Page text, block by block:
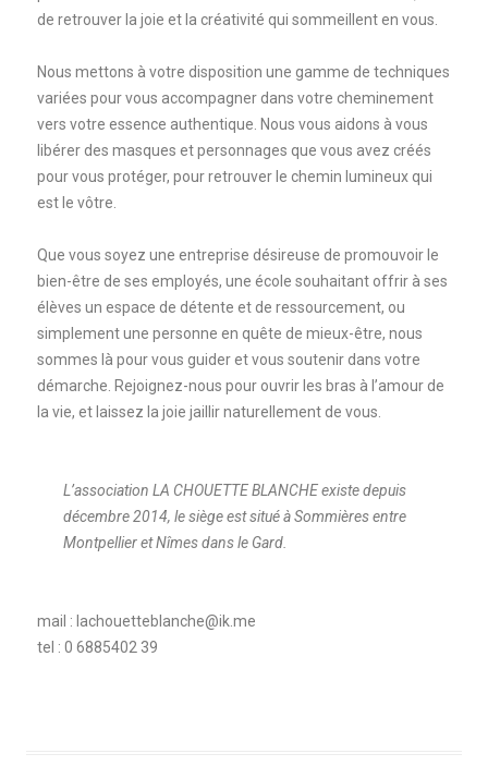
de retrouver la joie et la créativité qui sommeillent en vous.
Nous mettons à votre disposition une gamme de techniques
variées pour vous accompagner dans votre cheminement
vers votre essence authentique. Nous vous aidons à vous
libérer des masques et personnages que vous avez créés
pour vous protéger, pour retrouver le chemin lumineux qui
est le vôtre.
Que vous soyez une entreprise désireuse de promouvoir le
bien-être de ses employés, une école souhaitant offrir à ses
élèves un espace de détente et de ressourcement, ou
simplement une personne en quête de mieux-être, nous
sommes là pour vous guider et vous soutenir dans votre
démarche. Rejoignez-nous pour ouvrir les bras à l’amour de
la vie, et laissez la joie jaillir naturellement de vous.
L’association LA CHOUETTE BLANCHE existe depuis
décembre 2014, le siège est situé à Sommières entre
Montpellier et Nîmes dans le Gard.
mail : lachouetteblanche@ik.me
tel : 0 6885402 39